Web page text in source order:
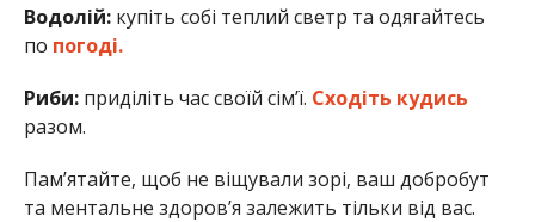
Водолій: купіть собі теплий светр та одягайтесь
по погоді.
Риби: приділіть час своїй сім’ї. Сходіть кудись
разом.
Пам’ятайте, щоб не віщували зорі, ваш добробут
та ментальне здоров’я залежить тільки від вас.